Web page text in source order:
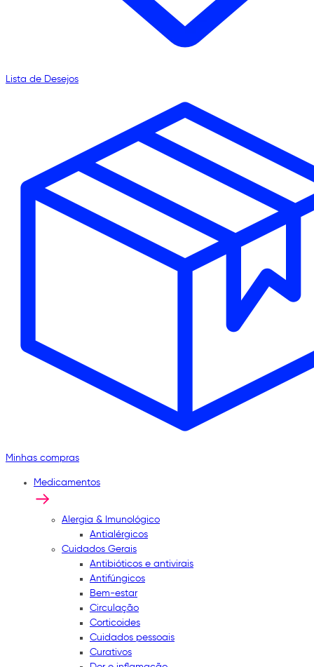
Lista de Desejos
Minhas compras
Medicamentos
Alergia & Imunológico
Antialérgicos
Cuidados Gerais
Antibióticos e antivirais
Antifúngicos
Bem-estar
Circulação
Corticoides
Cuidados pessoais
Curativos